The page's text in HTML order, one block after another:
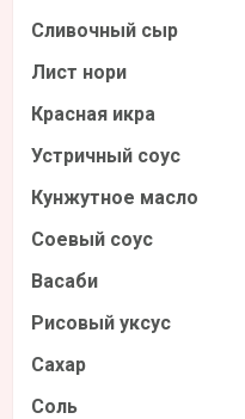
Сливочный сыр
Лист нори
Красная икра
Устричный соус
Кунжутное масло
Соевый соус
Васаби
Рисовый уксус
Сахар
Соль